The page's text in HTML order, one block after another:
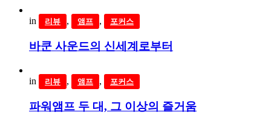
in 리뷰 , 앰프 , 포커스
바쿤 사운드의 신세계로부터
in 리뷰 , 앰프 , 포커스
파워앰프 두 대, 그 이상의 즐거움